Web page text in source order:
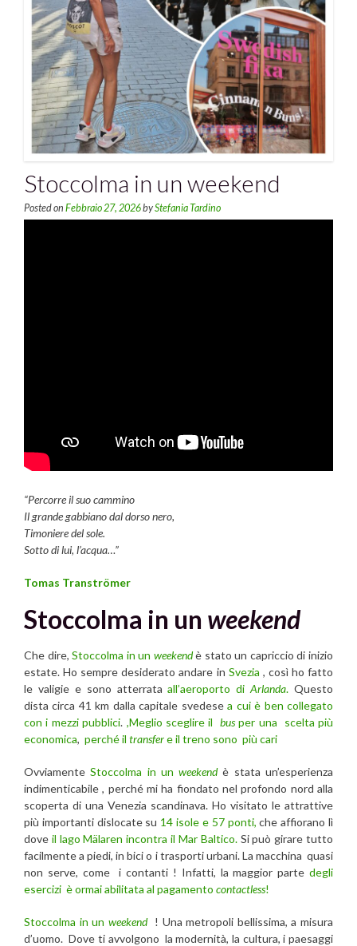
Stoccolma in un weekend
Posted on Febbraio 27, 2026byStefania Tardino
“Percorre il suo cammino
Il grande gabbiano dal dorso nero,
Timoniere del sole.
Sotto di lui, l’acqua…”
Tomas Tranströmer
Stoccolma in un weekend
Che dire,Stoccolma in un weekendè stato un capriccio di inizio
estate. Ho sempre desiderato andare in Svezia , così ho fatto
le valigie e sono atterrataall’aeroporto diArlanda. Questo
dista circa 41 km dalla capitale svedesea cui è ben collegato
con i mezzi pubblici. ,Meglio sceglire ilbusper una scelta più
economica, perché il transfere il treno sono più cari
OvviamenteStoccolma in unweekendè stata un’esperienza
indimenticabile , perché mi ha fiondato nel profondo nord alla
scoperta di una Venezia scandinava. Ho visitato le attrattive
più importanti dislocate su 14 isole e 57 ponti, che affiorano lì
dove il lago Mälaren incontra il Mar Baltico.Si può girare tutto
facilmente a piedi, in bici o i trasporti urbani. La macchina quasi
non serve, come i contanti ! Infatti, la maggior parte degli
esercizi è ormai abilitata al pagamento contactless!
Stoccolma in un weekend! Una metropoli bellissima, a misura
d’uomo. Dove ti avvolgono la modernità, la cultura, i paesaggi